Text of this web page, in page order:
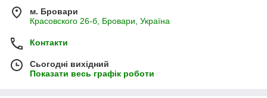
м. Бровари
Красовского 26-б, Бровари, Україна
Контакти
Сьогодні вихідний
Показати весь графік роботи